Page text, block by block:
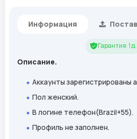
Информация
Гарантия: 1 д.
Описание.
Аккаунты зарегистрированы
Пол женский.
В логине телефон(Brazil+55).
Профиль не заполнен.